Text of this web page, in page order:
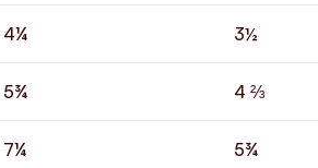
4¼ 3½
5¾ 4 ⅔
7¼ 5¾